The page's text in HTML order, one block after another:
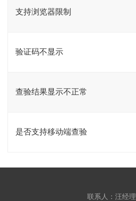
支持浏览器限制
验证码不显示
查验结果显示不正常
是否支持移动端查验
联系人：汪经理